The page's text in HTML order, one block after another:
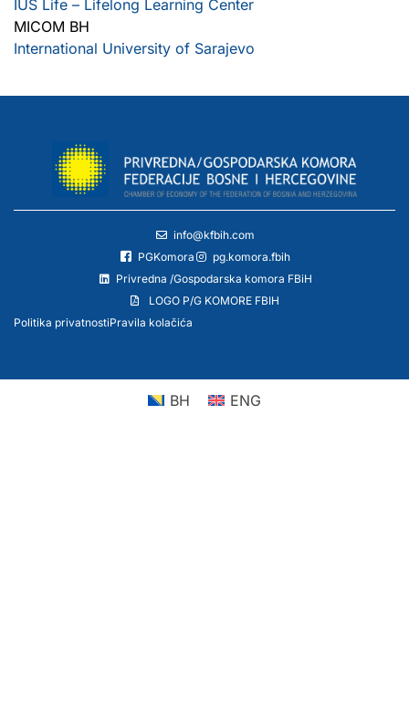
IUS Life – Lifelong Learning Center
MICOM BH
International University of Sarajevo
info@kfbih.com
PGKomora
pg.komora.fbih
Privredna /Gospodarska komora FBiH
LOGO P/G KOMORE FBIH
Politika privatnostiPravila kolačića
BH ENG